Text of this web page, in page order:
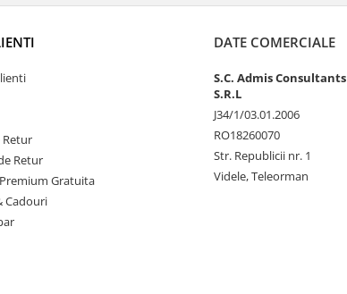
Retur
Retur
Gratuita
Cadouri
DATE COMERCIALE
S.C. Admis Consultants
S.R.L
J34/1/03.01.2006
RO18260070
Str. Republicii nr. 1
Videle, Teleorman